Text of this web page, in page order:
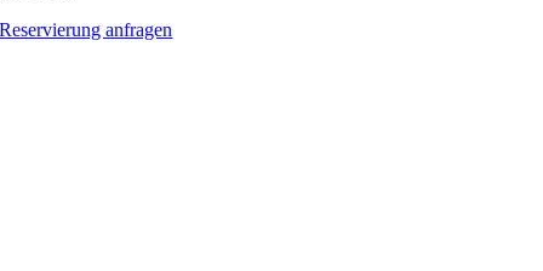
Reservierung anfragen